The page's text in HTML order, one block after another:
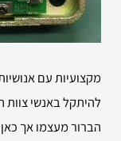
מקצועיות עם
להיתקל באנשי צוות
הברור מעצמו אך